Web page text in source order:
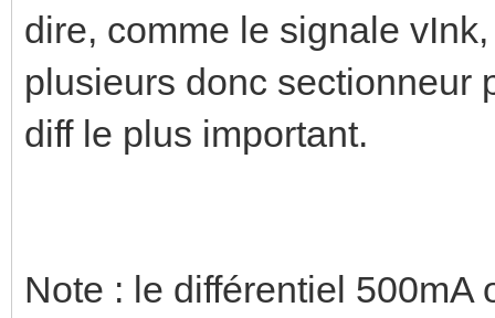
dire, comme le signale
plusieurs donc sectionneur
diff le plus important.
Note : le différentiel 500mA